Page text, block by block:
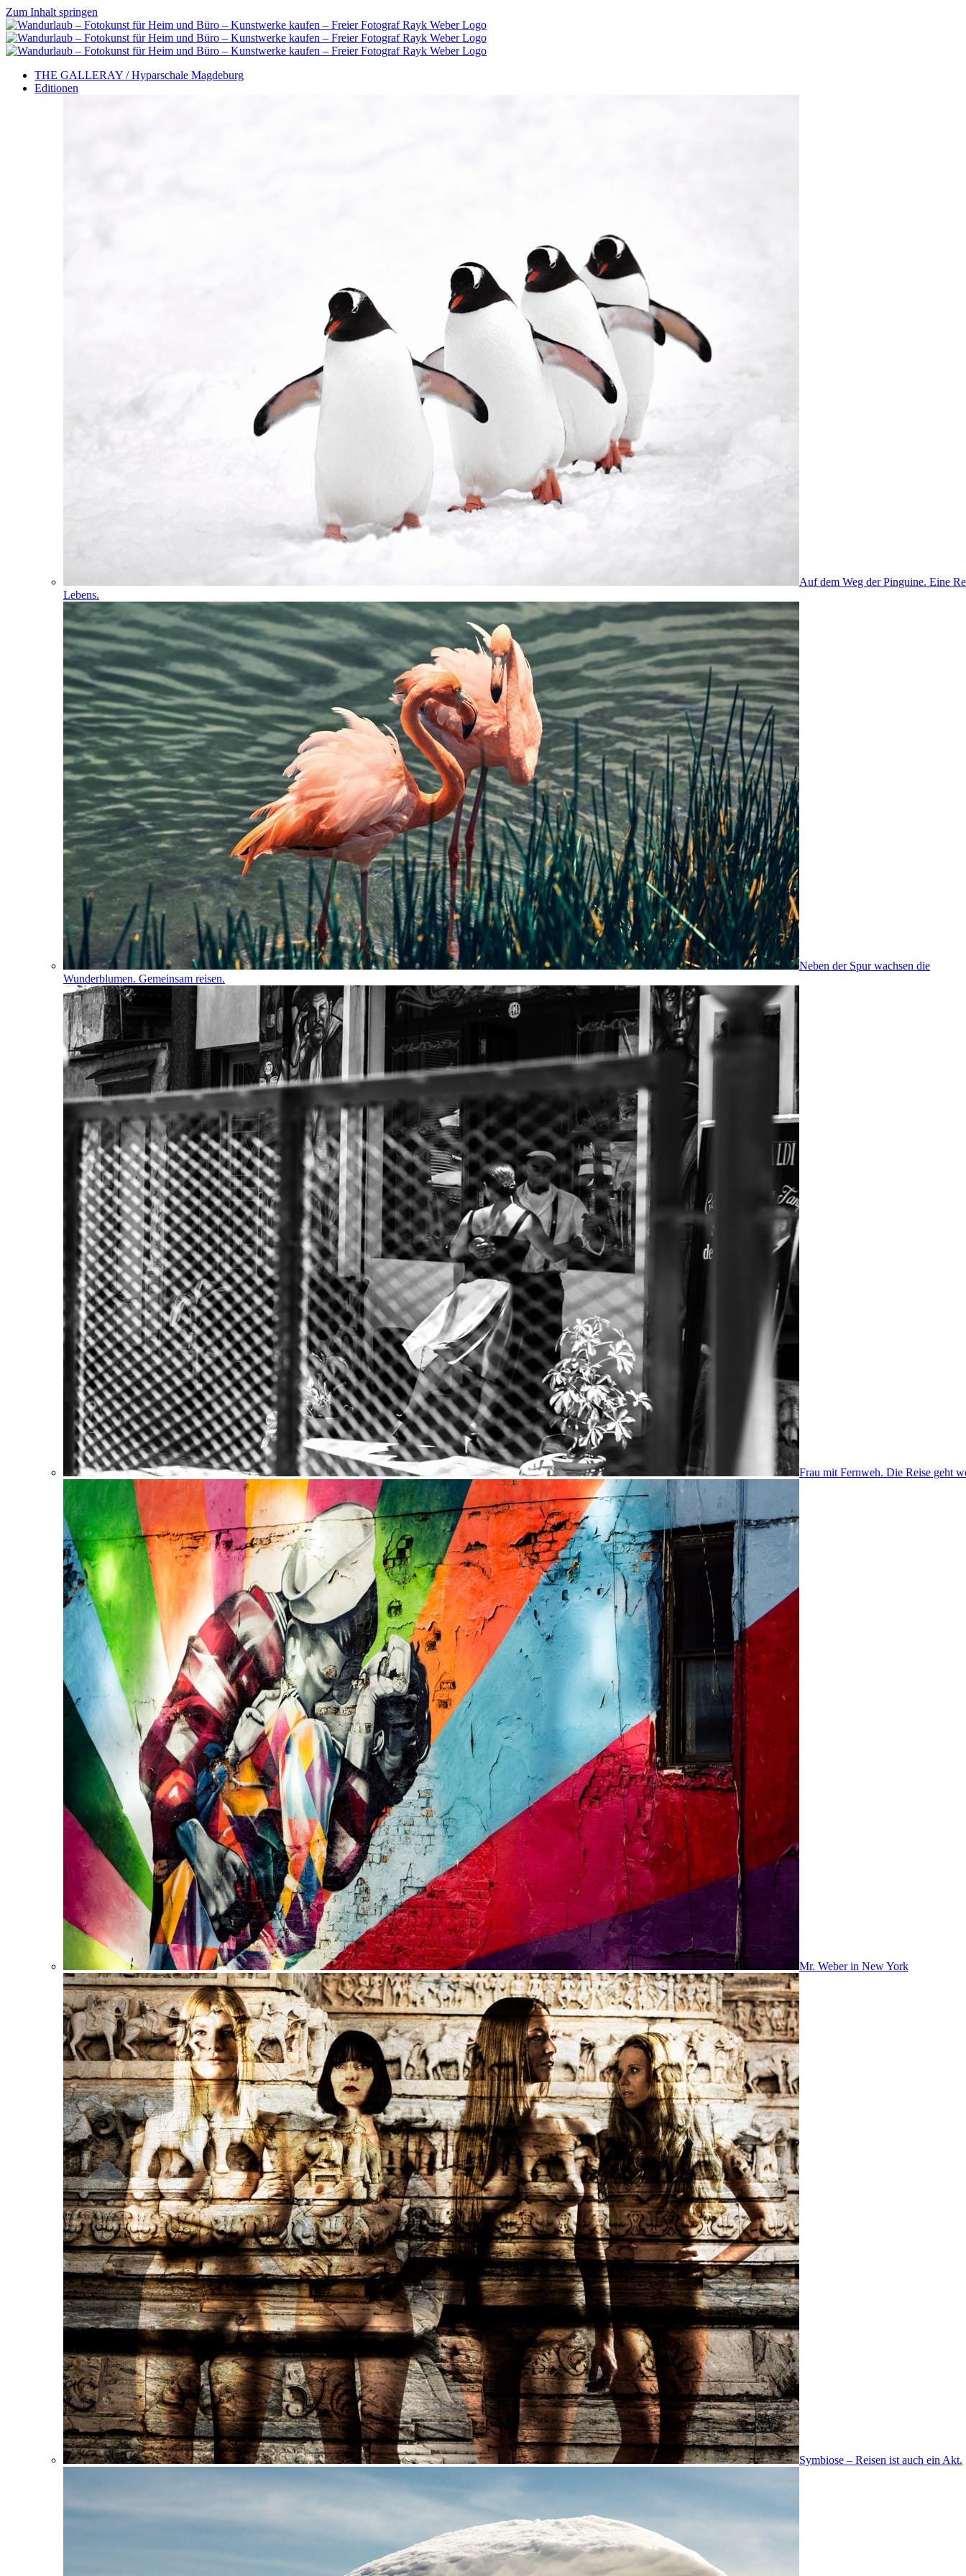
Zum Inhalt springen
THE GALLERAY / Hyparschale Magdeburg
Editionen
Auf dem Weg der Pinguine. Eine
Lebens.
Neben der Spur wachsen die
Wunderblumen. Gemeinsam reisen.
Frau mit Fernweh. Die Reise geht
Mr. Weber in New York
Symbiose – Reisen ist auch ein Akt.